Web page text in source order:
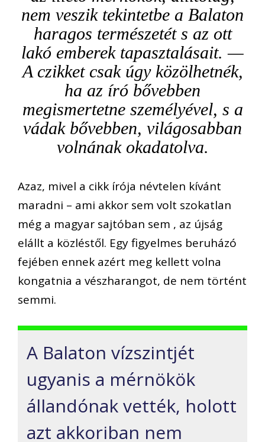
nem veszik tekintetbe a Balaton
haragos természetét s az ott
lakó emberek tapasztalásait. —
A czikket csak úgy közölhetnék,
ha az író bővebben
megismertetne személyével, s a
vádak bővebben, világosabban
volnának okadatolva.
Azaz, mivel a cikk írója névtelen kívánt
maradni – ami akkor sem volt szokatlan
még a magyar sajtóban sem ­, az újság
elállt a közléstől. Egy figyelmes beruházó
fejében ennek azért meg kellett volna
kongatnia a vészharangot, de nem történt
semmi.
A Balaton vízszintjét
ugyanis a mérnökök
állandónak vették, holott
azt akkoriban nem